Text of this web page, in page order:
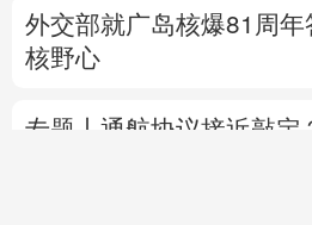
外交部就广岛核爆81周年
核野心
专题丨 通航协议接近敲定